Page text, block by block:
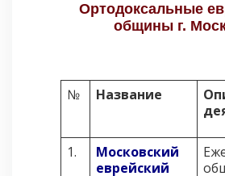
Ортодоксальные
общины г.
№ Название
1.
Московский
еврейский